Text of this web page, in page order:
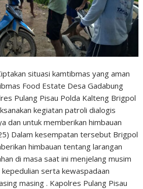
situasi kamtibmas yang aman
Food Estate Desa Gadabung
Pulang Pisau Polda Kalteng Brigpol
kegiatan patroli dialogis
dan untuk memberikan himbauan
Dalam kesempatan tersebut Brigpol
himbauan tentang larangan
di masa saat ini menjelang musim
serta kewaspadaan
masing . Kapolres Pulang Pisau